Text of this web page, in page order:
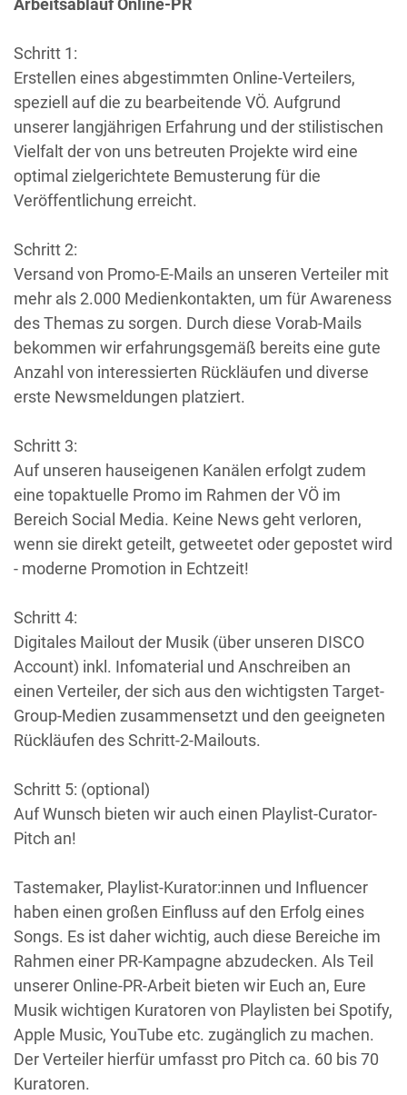
Arbeitsablauf Online-PR
Schritt 1:
Erstellen eines abgestimmten Online-Verteilers,
speziell auf die zu bearbeitende VÖ. Aufgrund
unserer langjährigen Erfahrung und der stilistischen
Vielfalt der von uns betreuten Projekte wird eine
optimal zielgerichtete Bemusterung für die
Veröffentlichung erreicht.
Schritt 2:
Versand von Promo-E-Mails an unseren Verteiler mit
mehr als 2.000 Medienkontakten, um für Awareness
des Themas zu sorgen. Durch diese Vorab-Mails
bekommen wir erfahrungsgemäß bereits eine gute
Anzahl von interessierten Rückläufen und diverse
erste Newsmeldungen platziert.
Schritt 3:
Auf unseren hauseigenen Kanälen erfolgt zudem
eine topaktuelle Promo im Rahmen der VÖ im
Bereich Social Media. Keine News geht verloren,
wenn sie direkt geteilt, getweetet oder gepostet wird
- moderne Promotion in Echtzeit!
Schritt 4:
Digitales Mailout der Musik (über unseren DISCO
Account) inkl. Infomaterial und Anschreiben an
einen Verteiler, der sich aus den wichtigsten Target-
Group-Medien zusammensetzt und den geeigneten
Rückläufen des Schritt-2-Mailouts.
Schritt 5: (optional)
Auf Wunsch bieten wir auch einen Playlist-Curator-
Pitch an!
Tastemaker, Playlist-Kurator:innen und Influencer
haben einen großen Einfluss auf den Erfolg eines
Songs. Es ist daher wichtig, auch diese Bereiche im
Rahmen einer PR-Kampagne abzudecken. Als Teil
unserer Online-PR-Arbeit bieten wir Euch an, Eure
Musik wichtigen Kuratoren von Playlisten bei Spotify,
Apple Music, YouTube etc. zugänglich zu machen.
Der Verteiler hierfür umfasst pro Pitch ca. 60 bis 70
Kuratoren.